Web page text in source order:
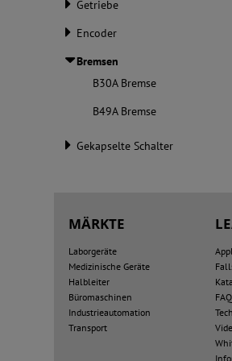
Getriebe
Encoder
Bremsen
B30A Bremse
B49A Bremse
Gekapselte Schalter
MÄRKTE
Laborgeräte
Medizinische Geräte
Halbleiter
Büromaschinen
Industrieautomation
Transport
FAQ